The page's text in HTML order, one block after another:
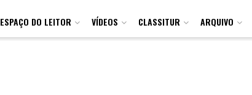
ESPAÇO DO LEITOR VÍDEOS CLASSITUR ARQUIVO